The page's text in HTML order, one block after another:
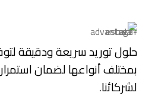
حلول توريد سريعة ودقيقة
بمختلف أنواعها لضمان
لشركائنا.